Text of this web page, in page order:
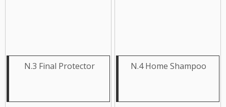
N.3 Final Protector N.4 Home Shampoo